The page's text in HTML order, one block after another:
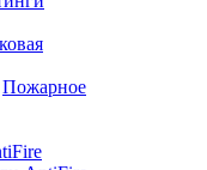
Пожарное